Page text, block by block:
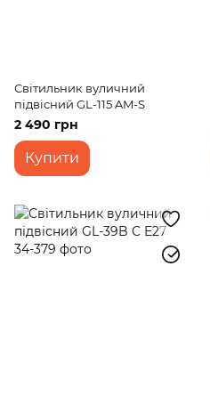
Світильник вуличний
підвісний GL-115 AM-S
2 490 грн
Купити